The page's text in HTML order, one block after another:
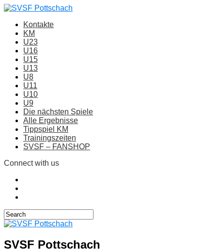
Kontakte
KM
U23
U16
U15
U13
U8
U11
U10
U9
Die nächsten Spiele
Alle Ergebnisse
Tippspiel KM
Trainingszeiten
SVSF – FANSHOP
Connect with us
SVSF Pottschach